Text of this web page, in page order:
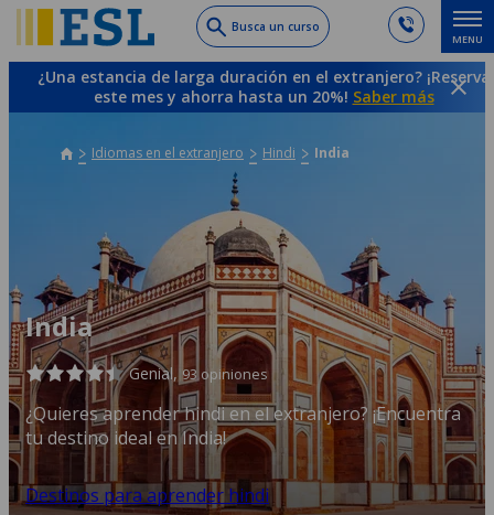
to
main
content
Busca un curso
MENU
¿Una estancia de larga duración en el extranjero? ¡Reserva
este mes y ahorra hasta un 20%! Saber más
Idiomas en el extranjero Hindi India
India
Genial, 93 opiniones
¿Quieres aprender hindi en el extranjero? ¡Encuentra
tu destino ideal en India!
Destinos para aprender hindi